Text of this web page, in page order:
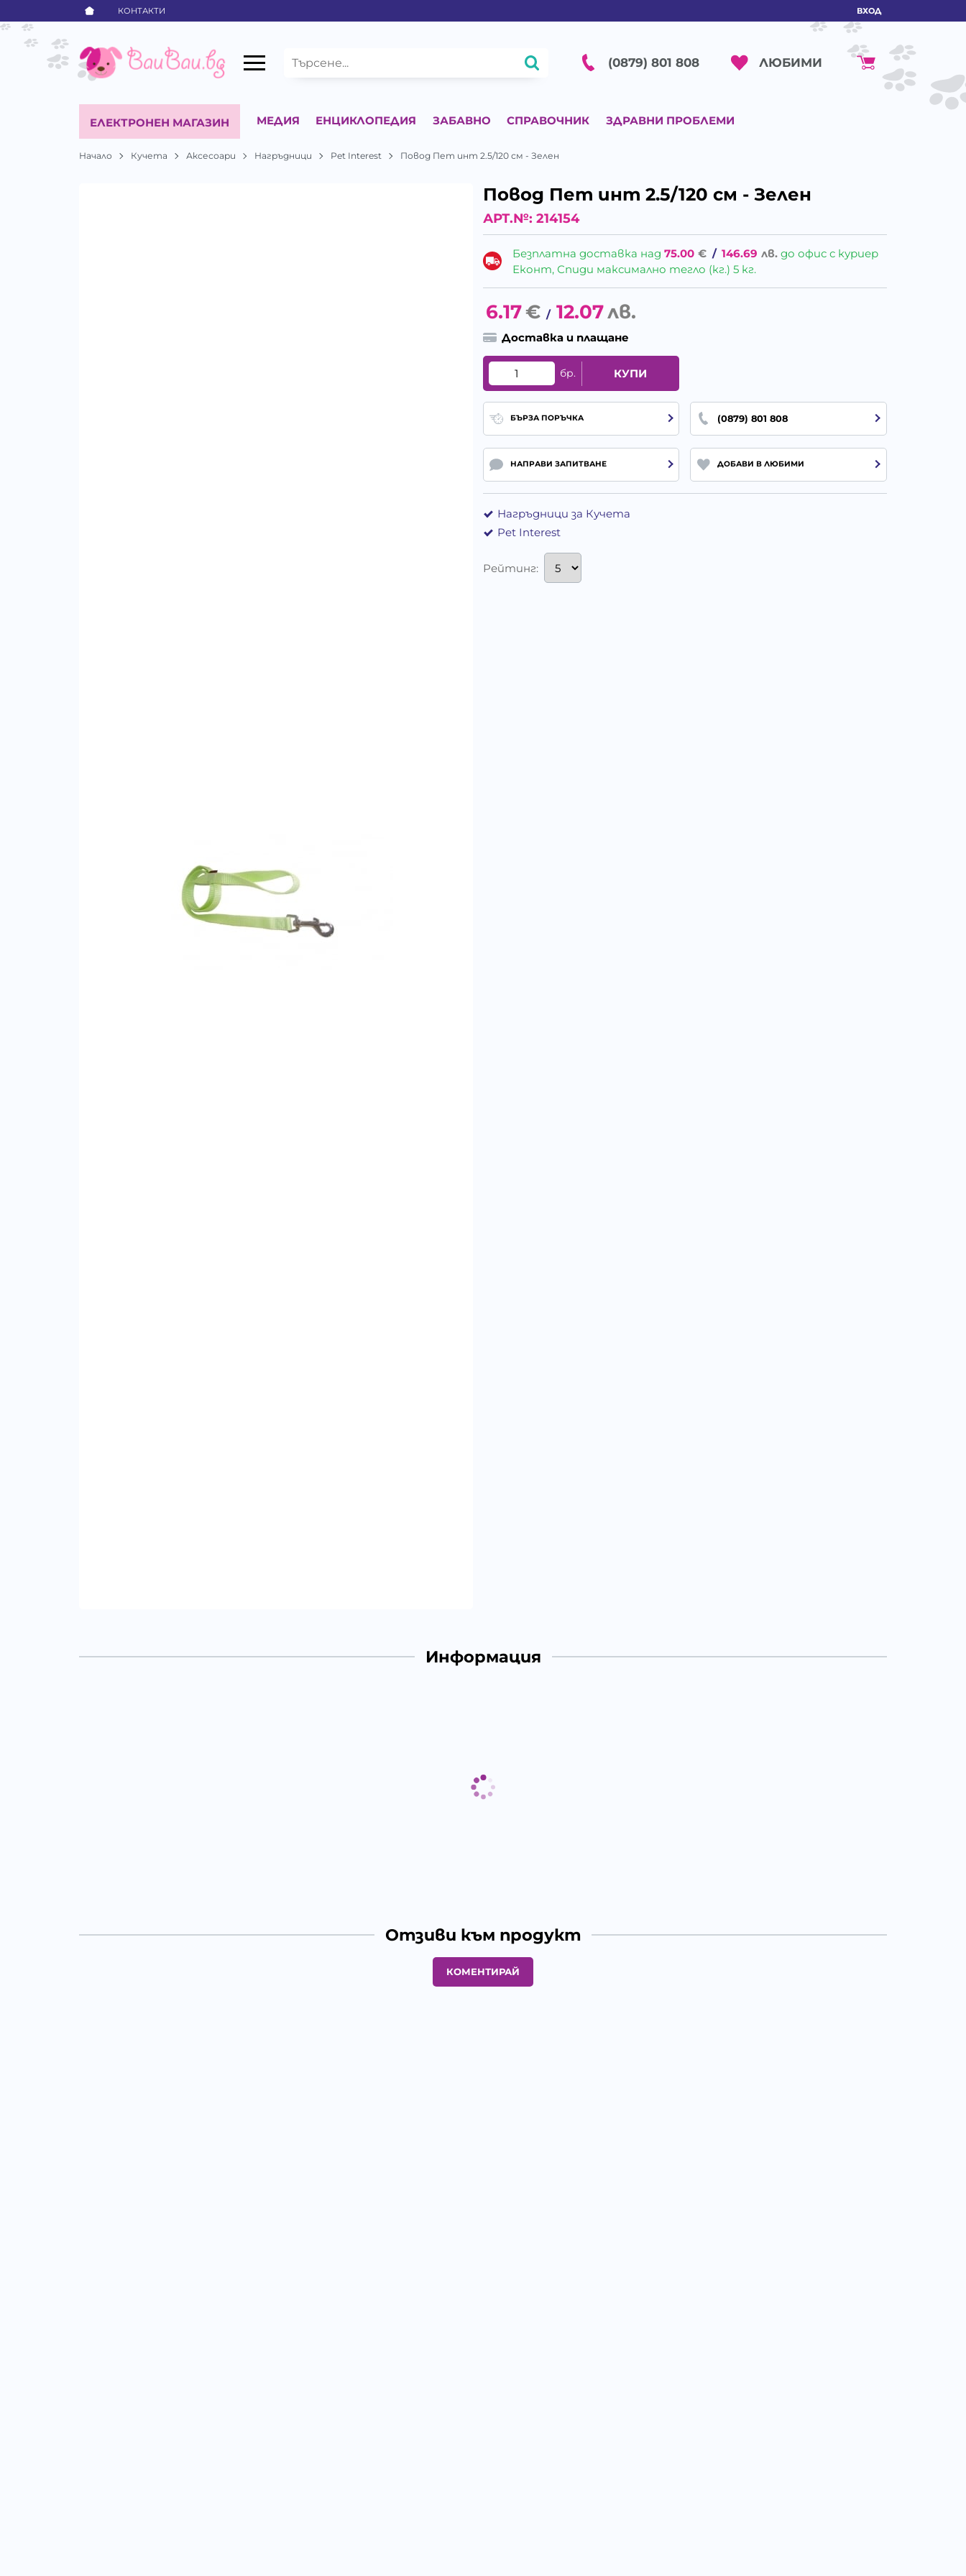
КОНТАКТИ ВХОД
(0879) 801 808 ЛЮБИМИ
ЕЛЕКТРОНЕН МАГАЗИН МЕДИЯ ЕНЦИКЛОПЕДИЯ ЗАБАВНО СПРАВОЧНИК ЗДРАВНИ ПРОБЛЕМИ
Начало Кучета Аксесоари Нагръдници Pet Interest Повод Пет инт 2.5/120 см - Зелен
Повод Пет инт 2.5/120 см - Зелен
АРТ.№: 214154
Безплатна доставка над75.00 € / 146.69 лв. до офис с куриер
Еконт, Спиди максимално тегло (кг.) 5 кг.
6.17€ / 12.07лв.
Доставка и плащане
бр. КУПИ
БЪРЗА ПОРЪЧКА (0879) 801 808
НАПРАВИ ЗАПИТВАНЕ ДОБАВИ В ЛЮБИМИ
Нагръдници за Кучета
Pet Interest
Рейтинг:
Информация
Отзиви към продукт
КОМЕНТИРАЙ